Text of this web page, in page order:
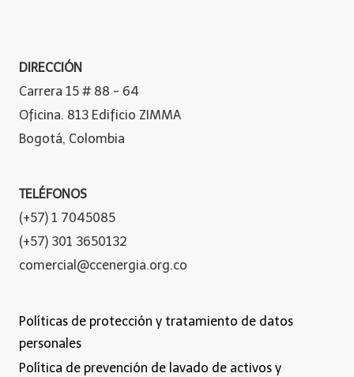
DIRECCIÓN
Carrera 15 # 88 - 64
Oficina. 813 Edificio ZIMMA
Bogotá, Colombia
TELÉFONOS
(+57) 1 7045085
(+57) 301 3650132
comercial@ccenergia.org.co
Políticas de protección y tratamiento de datos
personales
Política de prevención de lavado de activos y